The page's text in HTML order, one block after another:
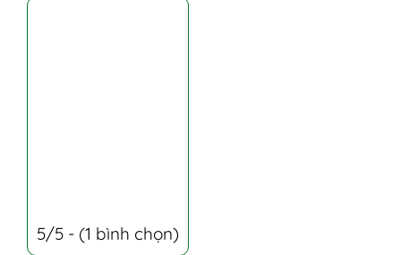
5/5 - (1 bình chọn)